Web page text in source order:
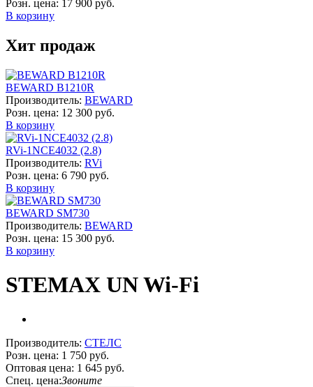
Розн. цена: 17 900 руб.
В корзину
Хит продаж
BEWARD B1210R
Производитель: BEWARD
Розн. цена: 12 300 руб.
В корзину
RVi-1NCE4032 (2.8)
Производитель: RVi
Розн. цена: 6 790 руб.
В корзину
BEWARD SM730
Производитель: BEWARD
Розн. цена: 15 300 руб.
В корзину
STEMAX UN Wi-Fi
Производитель: СТЕЛС
Розн. цена: 1 750 руб.
Оптовая цена: 1 645 руб.
Спец. цена:Звоните